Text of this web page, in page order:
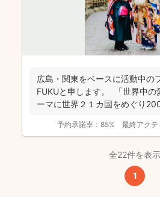
広島・関東をベースに活動中の
FUKUと申します。 「世界中の
ーマに世界２１カ国をめぐり
予約承諾率： 85% 最終アクテ
全22件を表示
1